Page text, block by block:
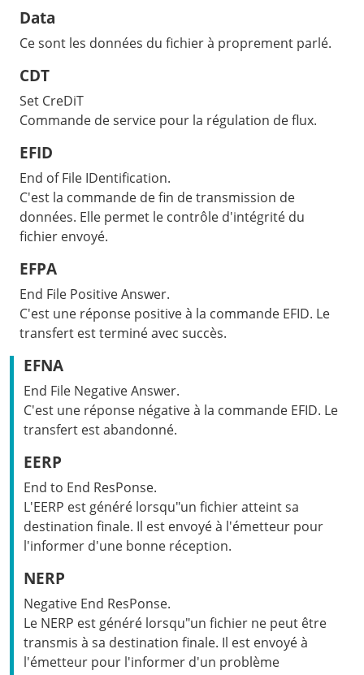
Data
Ce sont les données du fichier à proprement parlé.
CDT
Set CreDiT
Commande de service pour la régulation de flux.
EFID
End of File IDentification.
C'est la commande de fin de transmission de
données. Elle permet le contrôle d'intégrité du
fichier envoyé.
EFPA
End File Positive Answer.
C'est une réponse positive à la commande EFID. Le
transfert est terminé avec succès.
EFNA
End File Negative Answer.
C'est une réponse négative à la commande EFID. Le
transfert est abandonné.
EERP
End to End ResPonse.
L'EERP est généré lorsqu"un fichier atteint sa
destination finale. Il est envoyé à l'émetteur pour
l'informer d'une bonne réception.
NERP
Negative End ResPonse.
Le NERP est généré lorsqu"un fichier ne peut être
transmis à sa destination finale. Il est envoyé à
l'émetteur pour l'informer d'un problème